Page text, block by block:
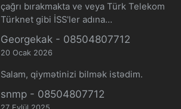
çağrı bırakmakta ve veya Türk Telekom
Türknet gibi İSS'ler adına…
Georgekak - 08504807712
20 Ocak 2026
Salam, qiymətinizi bilmək istədim.
snmp - 08504807712